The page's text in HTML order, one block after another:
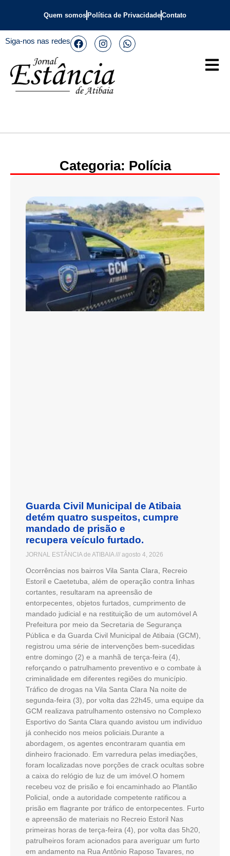
Quem somos Política de PrivacidadeContato
Siga-nos nas redes
Categoria: Polícia
Guarda Civil Municipal de Atibaia
detém quatro suspeitos, cumpre
mandado de prisão e
recupera veículo furtado.
JORNAL ESTÂNCIA de ATIBAIA agosto 4, 2026
Ocorrências nos bairros Vila Santa Clara, Recreio
Estoril e Caetetuba, além de operação contra linhas
cortantes, resultaram na apreensão de
entorpecentes, objetos furtados, cumprimento de
mandado judicial e na restituição de um automóvel A
Prefeitura por meio da Secretaria de Segurança
Pública e da Guarda Civil Municipal de Atibaia (GCM),
registrou uma série de intervenções bem-sucedidas
entre domingo (2) e a manhã de terça-feira (4),
reforçando o patrulhamento preventivo e o combate à
criminalidade em diferentes regiões do município.
Tráfico de drogas na Vila Santa Clara Na noite de
segunda-feira (3), por volta das 22h45, uma equipe da
GCM realizava patrulhamento ostensivo no Complexo
Esportivo do Santa Clara quando avistou um indivíduo
já conhecido nos meios policiais.Durante a
abordagem, os agentes encontraram quantia em
dinheiro fracionado. Em varredura pelas imediações,
foram localizadas nove porções de crack ocultas sobre
a caixa do relógio de luz de um imóvel.O homem
recebeu voz de prisão e foi encaminhado ao Plantão
Policial, onde a autoridade competente ratificou a
prisão em flagrante por tráfico de entorpecentes. Furto
e apreensão de materiais no Recreio Estoril Nas
primeiras horas de terça-feira (4), por volta das 5h20,
patrulheiros foram acionados para averiguar um furto
em andamento na Rua Antônio Raposo Tavares, no